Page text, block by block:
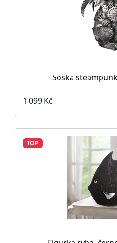
Soška
1 099 Kč
TOP